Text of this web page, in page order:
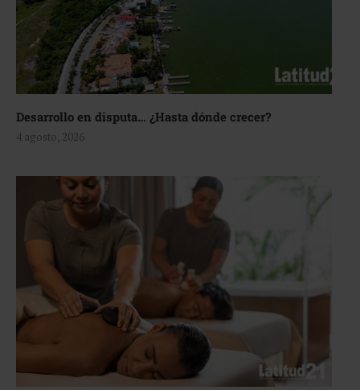
Desarrollo en disputa… ¿Hasta dónde crecer?
4 agosto, 2026